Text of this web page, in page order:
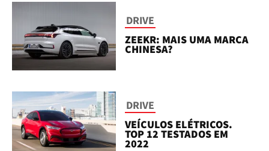
DRIVE
ZEEKR: MAIS UMA MARCA
CHINESA?
DRIVE
VEÍCULOS ELÉTRICOS.
TOP 12 TESTADOS EM
2022